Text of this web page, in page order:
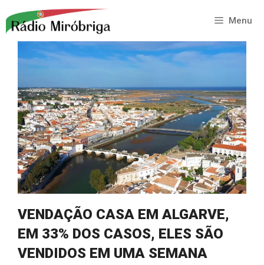
para
conteúdo
Menu
VENDAÇÃO CASA EM ALGARVE,
EM 33% DOS CASOS, ELES SÃO
VENDIDOS EM UMA SEMANA